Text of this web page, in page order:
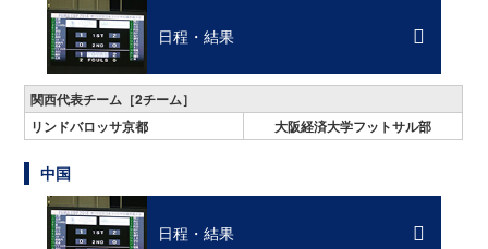
日程・結果
関西代表チーム［2チーム］
リンドバロッサ京都
大阪経済大学フットサル部
中国
日程・結果